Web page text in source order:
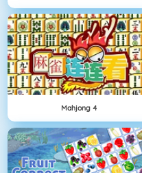
Mahjong 4